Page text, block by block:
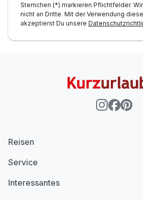
Sternchen (*) markieren Pflichtfelder.
nicht an Dritte. Mit der Verwendung
akzeptierst Du unsere
Reisen
Service
Interessantes